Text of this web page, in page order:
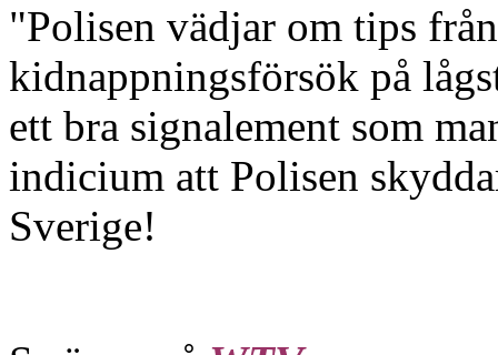
"Polisen vädjar om tips
kidnappningsförsök på
ett bra signalement som
indicium att Polisen
Sverige!